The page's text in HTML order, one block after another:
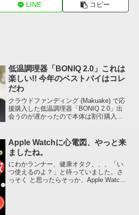
LINE コピー
低温調理器「BONIQ 2.0」これは
楽しい!! 今年のベストバイはコレ
だわ
クラウドファンディング (Makuake) で応
援購入した低温調理器「BONIQ 2.0」出
会うのが遅かったので本体は割引購入で
納品されました。低温調理器について...
Apple Watchに心電図、やっと来
ましたね。
にわかランナー、健康オタク、、、「い
つ使えるのよ？」と待っていました。さ
っそく と思ったらそっか、Apple Watch